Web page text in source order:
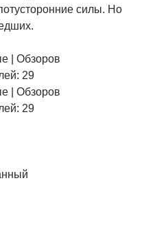
силы. Но
| Обзоров
29
| Обзоров
29